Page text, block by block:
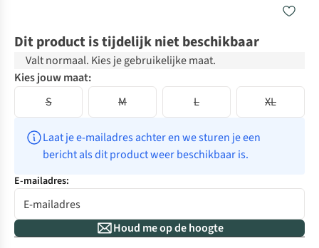
Dit product is tijdelijk niet beschikbaar
Valt normaal. Kies je gebruikelijke maat.
Kies jouw maat:
S
M L XL
Laat je e-mailadres achter en we sturen je een
bericht als dit product weer beschikbaar is.
E-mailadres:
Houd me op de hoogte